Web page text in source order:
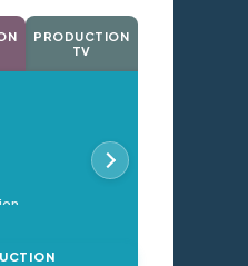
PRODUCTION
TV